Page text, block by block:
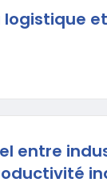
entre